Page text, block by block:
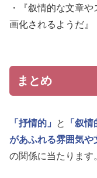
・『叙情的な文章
画化されるようだ』
まとめ
「抒情的」 と 「叙情
があふれる雰囲気や
の関係に当たります